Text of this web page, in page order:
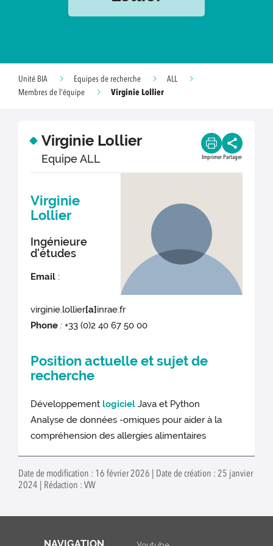
Unité BIA Equipes de recherche
ALL
Membres de l'équipe
Virginie Lollier
Virginie Lollier
Equipe ALL Imprimer Partager
Virginie
Lollier
Ingénieure
d'études
Email :
virginie.lollier[a]inrae.fr
Phone :+33 (0)2 40 67 50 00
Position actuelle et sujet de
recherche
Développementlogiciel Java et Python
Analyse de données -omiques pour aider à la
compréhension des allergies alimentaires
Date de modification : 16 février 2026 | Date de création : 25 janvier
2024 | Rédaction : VW